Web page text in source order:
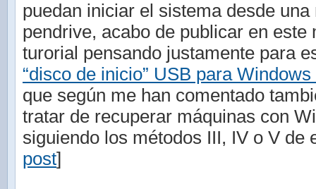
puedan iniciar el sistema desde
pendrive, acabo de publicar en este
turorial pensando justamente para
“disco de inicio” USB para
que según me han comentado
tratar de recuperar máquinas con
siguiendo los métodos III, IV o V de
post]